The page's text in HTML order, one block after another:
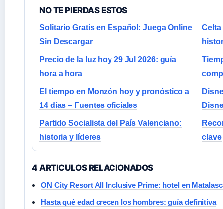
NO TE PIERDAS ESTOS
Solitario Gratis en Español: Juega Online
Sin Descargar
Celta
Precio de la luz hoy 29 Jul 2026: guía
hora a hora
El tiempo en Monzón hoy y pronóstico a
14 días – Fuentes oficiales
Partido Socialista del País Valenciano:
historia y líderes
clave
4 ARTICULOS RELACIONADOS
ON City Resort All Inclusive Prime: hotel en
Hasta qué edad crecen los hombres: guía definitiva